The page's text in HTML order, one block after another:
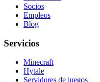
Socios
Empleos
Blog
Servicios
Minecraft
Hytale
Servidores de juegos